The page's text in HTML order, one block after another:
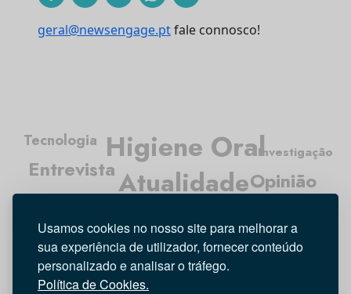
Usamos cookies no nosso site para melhorar a
sua experiência de utilizador, fornecer conteúdo
personalizado e analisar o tráfego.
Política de Cookies.
geral@newsengage.ptfale connosco!
Atualidade
Médicos Dentistas
Higiene Oral
Entrevista Opinião
Tecnologia
Investigação